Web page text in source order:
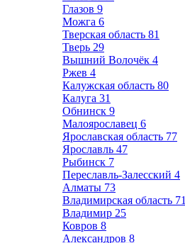
Глазов 9
Можга 6
Тверская область 81
Тверь 29
Вышний Волочёк 4
Ржев 4
Калужская область 80
Калуга 31
Обнинск 9
Малоярославец 6
Ярославская область 77
Ярославль 47
Рыбинск 7
Переславль-Залесский 4
Алматы 73
Владимирская область 71
Владимир 25
Ковров 8
Александров 8